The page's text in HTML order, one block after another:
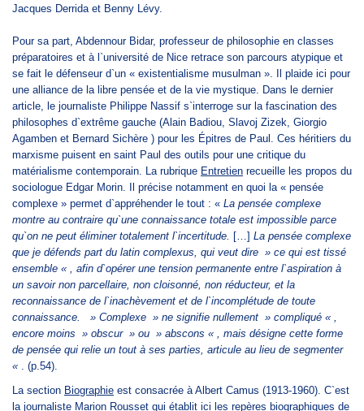
Jacques Derrida et Benny Lévy.
Pour sa part, Abdennour Bidar, professeur de philosophie en classes
préparatoires et à l`université de Nice retrace son parcours atypique et
se fait le défenseur d`un « existentialisme musulman ». Il plaide ici pour
une alliance de la libre pensée et de la vie mystique. Dans le dernier
article, le journaliste Philippe Nassif s`interroge sur la fascination des
philosophes d`extrême gauche (Alain Badiou, Slavoj Zizek, Giorgio
Agamben et Bernard Sichère ) pour les Épitres de Paul. Ces héritiers du
marxisme puisent en saint Paul des outils pour une critique du
matérialisme contemporain. La rubrique Entretien recueille les propos du
sociologue Edgar Morin. Il précise notamment en quoi la « pensée
complexe » permet d`appréhender le tout : « La pensée complexe
montre au contraire qu`une connaissance totale est impossible parce
qu`on ne peut éliminer totalement l`incertitude. […] La pensée complexe
que je défends part du latin complexus, qui veut dire » ce qui est tissé
ensemble « , afin d`opérer une tension permanente entre l`aspiration à
un savoir non parcellaire, non cloisonné, non réducteur, et la
reconnaissance de l`inachèvement et de l`incomplétude de toute
connaissance.
» Complexe » ne signifie nullement » compliqué « ,
encore moins » obscur » ou » abscons « , mais désigne cette forme
de pensée qui relie un tout à ses parties, articule au lieu de segmenter
« . (p.54).
La section Biographie est consacrée à Albert Camus (1913-1960). C`est
la journaliste Marion Rousset qui établit ici les repères biographiques de